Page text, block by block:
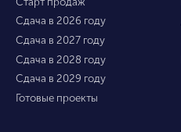
Сдача в 2026 году
Сдача в 2027 году
Сдача в 2028 году
Сдача в 2029 году
Готовые проекты